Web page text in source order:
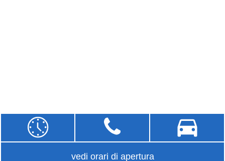
vedi orari di apertura